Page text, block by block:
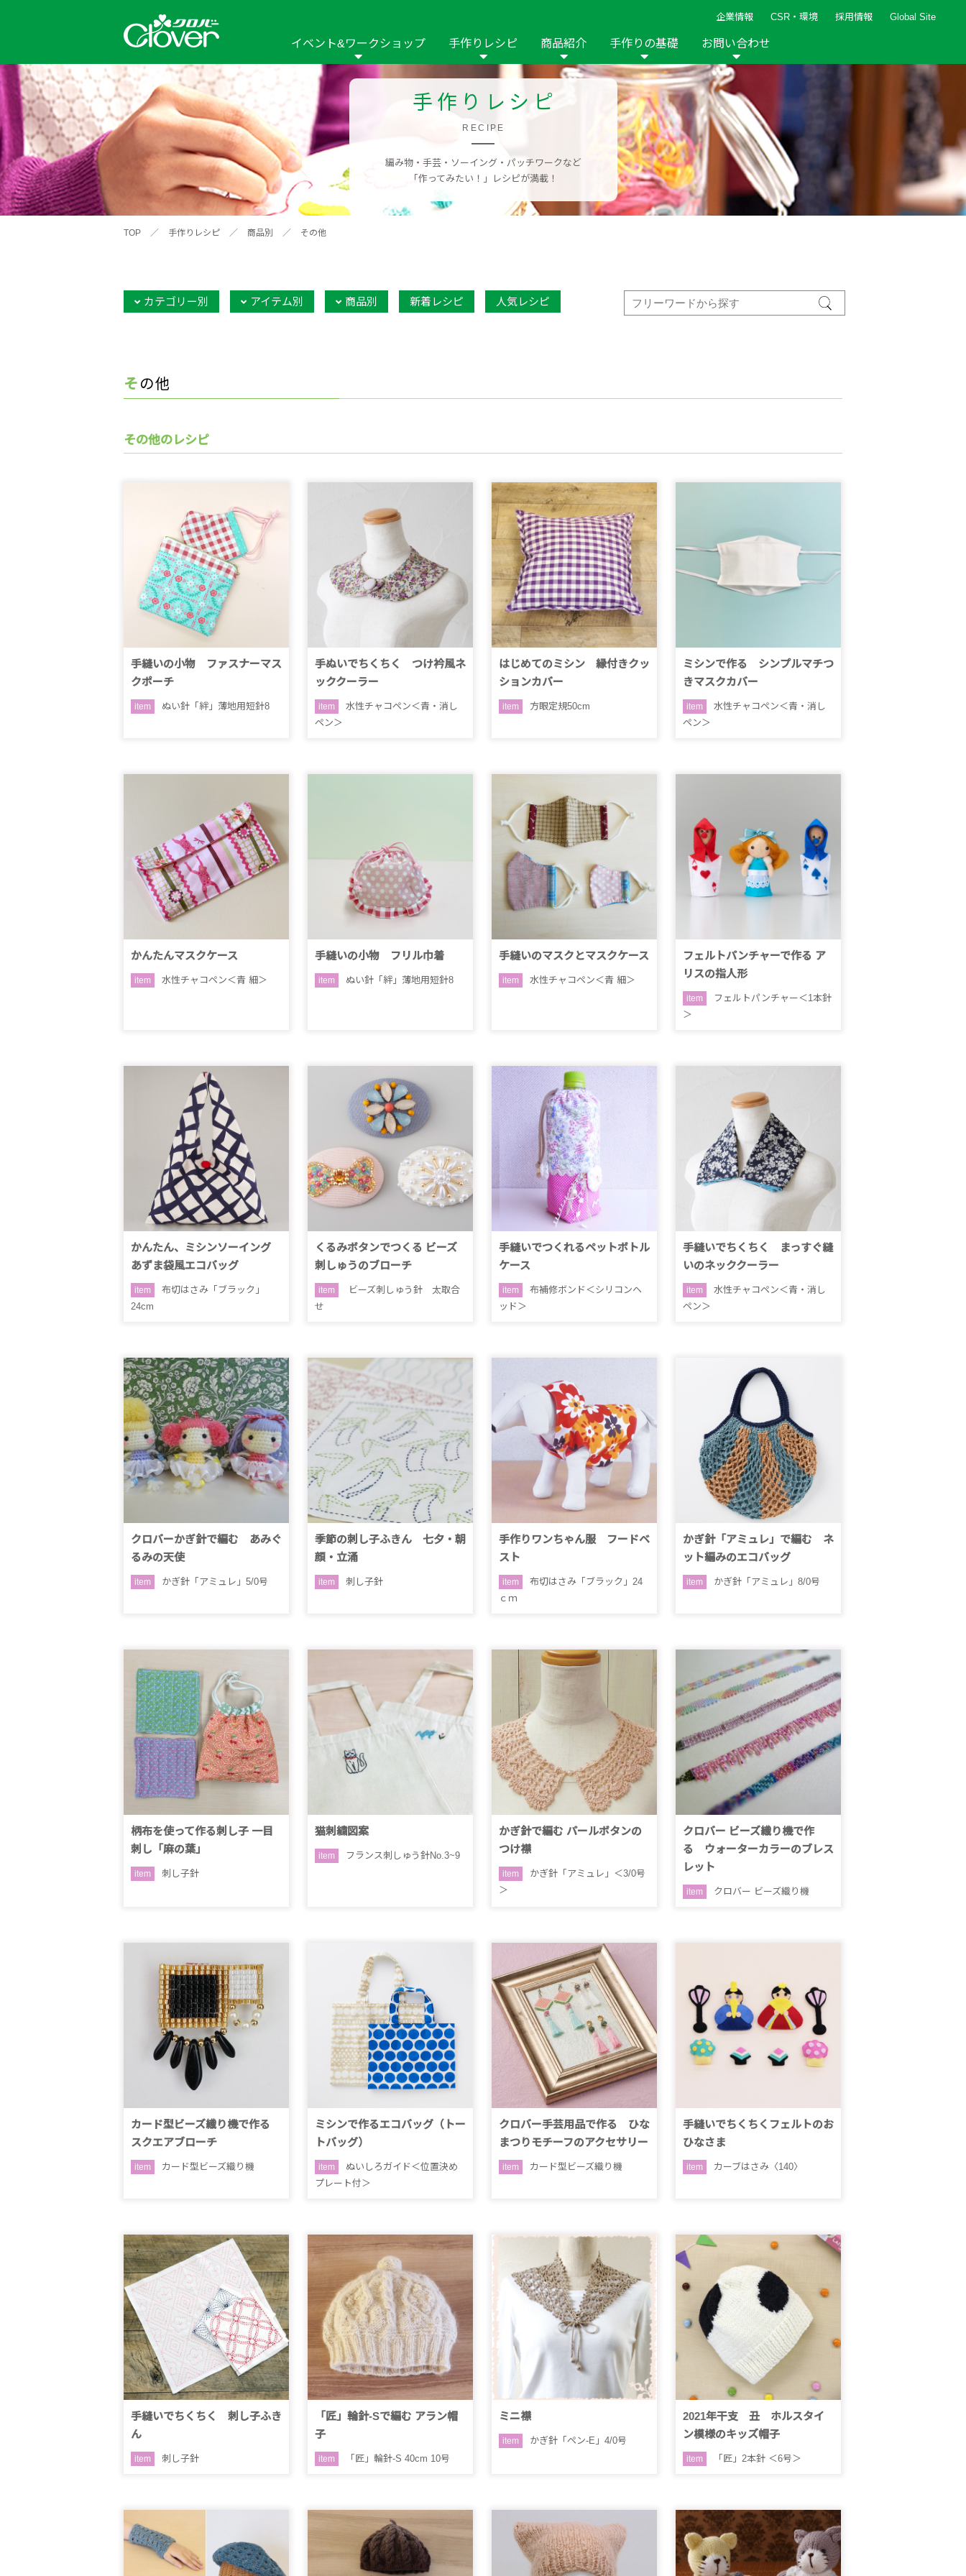
企業情報 CSR・環境 採用情報 Global Site
イベント&ワークショップ
イベント
2026年 2025年 2024年 2023年
ワークショップ
2026年 2025年 2024年
イベントレポート
手作りレシピ
カテゴリから探す
アイテムから探す ソーイング パッチワーク・キルト
布の手芸
羊毛の手芸 刺しゅう
その他
新着レシピ
人気レシピ
商品紹介
商品名や商品情報など
フリーワードで検索ができます。
新商品一覧 縫い針 ソーイング用品 ソーメニュ パッチワーク・キルト 手芸用品 編み針
編み物用品 インテリア 補修用品 おなまえつけグッズ ペーパークラフト
クロバーモチーフ ポルトボヌール
手作りの基礎
編み物ナビ ソーイングナビ その他の手作りナビ
お問い合わせ
手作りレシピ
RECIPE
編み物・手芸・ソーイング・パッチワークなど
「作ってみたい！」レシピが満載！
TOP ／ 手作りレシピ ／ 商品別 ／ その他
カテゴリー別 アイテム別 商品別 新着レシピ 人気レシピ
その他
その他のレシピ
手縫いの小物 ファスナーマス
クポーチ
item ぬい針「絆」薄地用短針8
手ぬいでちくちく つけ衿風ネ
ッククーラー
item
水性チャコペン＜青・消し
ペン＞
はじめてのミシン 縁付きクッ
ションカバー
item 方眼定規50cm
ミシンで作る シンプルマチつ
きマスクカバー
item
水性チャコペン＜青・消し
ペン＞
かんたんマスクケース
item 水性チャコペン＜青 細＞
手縫いの小物 フリル巾着
item ぬい針「絆」薄地用短針8
手縫いのマスクとマスクケース
item 水性チャコペン＜青 細＞
フェルトパンチャーで作る ア
リスの指人形
item
フェルトパンチャー＜1本針
＞
かんたん、ミシンソーイング
あずま袋風エコバッグ
item
布切はさみ「ブラック」
24cm
くるみボタンでつくる ビーズ
刺しゅうのブローチ
item
ビーズ刺しゅう針 太取合
せ
手縫いでつくれるペットボトル
ケース
item
布補修ボンド＜シリコンヘ
ッド＞
手縫いでちくちく まっすぐ縫
いのネッククーラー
item
水性チャコペン＜青・消し
ペン＞
クロバーかぎ針で編む あみぐ
るみの天使
item かぎ針「アミュレ」5/0号
季節の刺し子ふきん 七夕・朝
顔・立涌
item 刺し子針
手作りワンちゃん服 フードベ
スト
item
布切はさみ「ブラック」24
ｃｍ
かぎ針「アミュレ」で編む ネ
ット編みのエコバッグ
item かぎ針「アミュレ」8/0号
柄布を使って作る刺し子 一目
刺し「麻の葉」
item 刺し子針
猫刺繍図案
item フランス刺しゅう針No.3~9
かぎ針で編む パールボタンの
つけ襟
item
かぎ針「アミュレ」＜3/0号
＞
クロバー ビーズ織り機で作
る ウォーターカラーのブレス
レット
item クロバー ビーズ織り機
カード型ビーズ織り機で作る
スクエアブローチ
item カード型ビーズ織り機
ミシンで作るエコバッグ（トー
トバッグ）
item
ぬいしろガイド＜位置決め
プレート付＞
クロバー手芸用品で作る ひな
まつりモチーフのアクセサリー
item カード型ビーズ織り機
手縫いでちくちくフェルトのお
ひなさま
item カーブはさみ〈140〉
手縫いでちくちく 刺し子ふき
ん
item 刺し子針
「匠」輪針-Sで編む アラン帽
子
item 「匠」輪針-S 40cm 10号
ミニ襟
item かぎ針「ペン-E」4/0号
2021年干支 丑 ホルスタイ
ン模様のキッズ帽子
item 「匠」2本針 ＜6号＞